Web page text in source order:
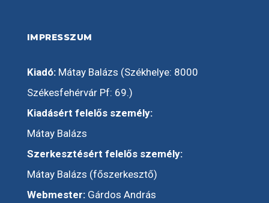
IMPRESSZUM
Kiadó:Mátay Balázs (Székhelye: 8000
Székesfehérvár Pf: 69.)
Kiadásért felelős személy:
Mátay Balázs
Szerkesztésért felelős személy:
Mátay Balázs (főszerkesztő)
Webmester:Gárdos András